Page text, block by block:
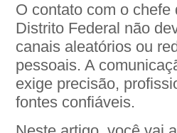
O contato com o chefe
Distrito Federal não
canais aleatórios ou
pessoais. A
exige precisão,
fontes confiáveis.